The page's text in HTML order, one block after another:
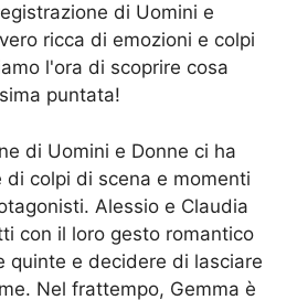
di Uomini e
ricca di emozioni e colpi
l'ora di scoprire cosa
puntata!
di Uomini e Donne ci ha
di colpi di scena e momenti
Alessio e Claudia
con il loro gesto romantico
quinte e decidere di lasciare
Nel frattempo, Gemma è